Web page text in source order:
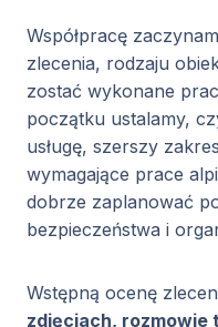
Współpracę
zlecenia, rodzaju
zostać wykonane
początku ustalamy,
usługę, szerszy
wymagające prace
dobrze zaplanować
bezpieczeństwa i
Wstępną ocenę
zdjęciach, rozmowie